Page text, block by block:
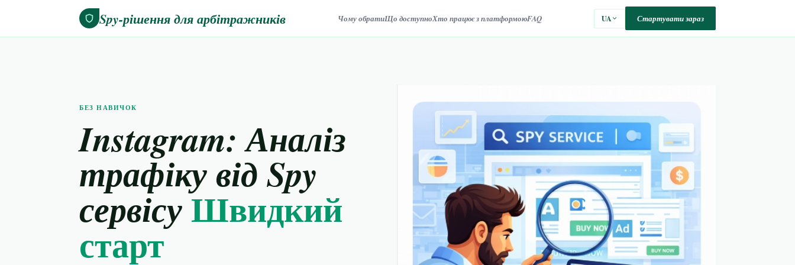
Spy-рішення для арбітражників Чому обратиЩо доступноХто працює з платформоюFAQ UA Стартувати зараз
БЕЗ НАВИЧОК
Instagram: Аналіз
трафіку від Spy
сервісуШвидкий
старт